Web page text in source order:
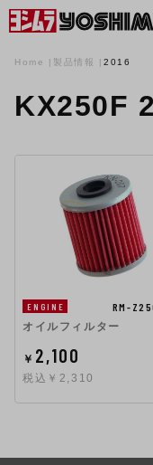
Home 製品情報 2016
KX250F
ENGINE
RM-
オイルフィルター
￥ 2,100
税込￥2,310